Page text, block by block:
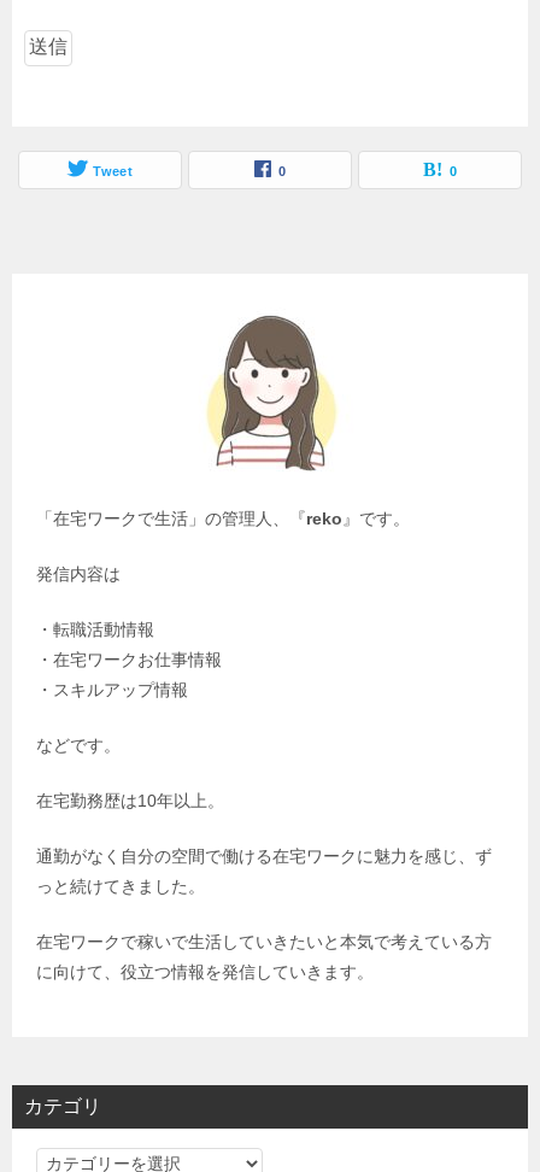
Tweet 0 0
「在宅ワークで生活」の管理人、『reko』です。
発信内容は
・転職活動情報
・在宅ワークお仕事情報
・スキルアップ情報
などです。
在宅勤務歴は10年以上。
通勤がなく自分の空間で働ける在宅ワークに魅力を感じ、ず
っと続けてきました。
在宅ワークで稼いで生活していきたいと本気で考えている方
に向けて、役立つ情報を発信していきます。
カテゴリ
カ